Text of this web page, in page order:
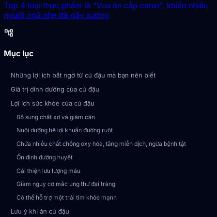
Top 4 loại thực phẩm là “Vua ăn cắp canxi”, khiến nhiều
người ngã nhẹ đã gãy xương
account_tree
Mục lục
Những lợi ích bất ngờ từ củ đậu mà bạn nên biết
Giá trị dinh dưỡng của củ đậu
Lợi ích sức khỏe của củ đậu
Bổ sung chất xơ và giảm cân
Nuôi dưỡng hệ lợi khuẩn đường ruột
Chứa nhiều chất chống oxy hóa, tăng miễn dịch, ngừa bệnh tật
Ổn định đường huyết
Cải thiện lưu lượng máu
Giảm nguy cơ mắc ung thư đại tràng
Có thể hỗ trợ một trái tim khỏe mạnh
Lưu ý khi ăn củ đậu